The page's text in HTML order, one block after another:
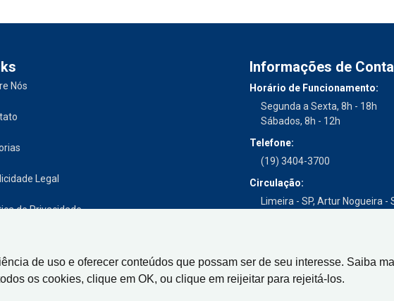
de uso e oferecer conteúdos que possam ser de seu interesse. Saiba
os cookies, clique em OK, ou clique em reijeitar para rejeitá-los.
Nós
Legal
de Privacidade
Informações de
Horário de Funcionamento:
Segunda a Sexta, 8h - 18h
Sábados, 8h - 12h
Telefone:
(19) 3404-3700
Circulação:
Limeira - SP, Artur Nogueira -